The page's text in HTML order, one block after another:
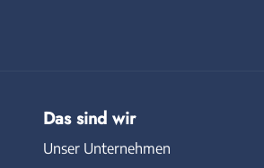
Das sind wir
Unser Unternehmen